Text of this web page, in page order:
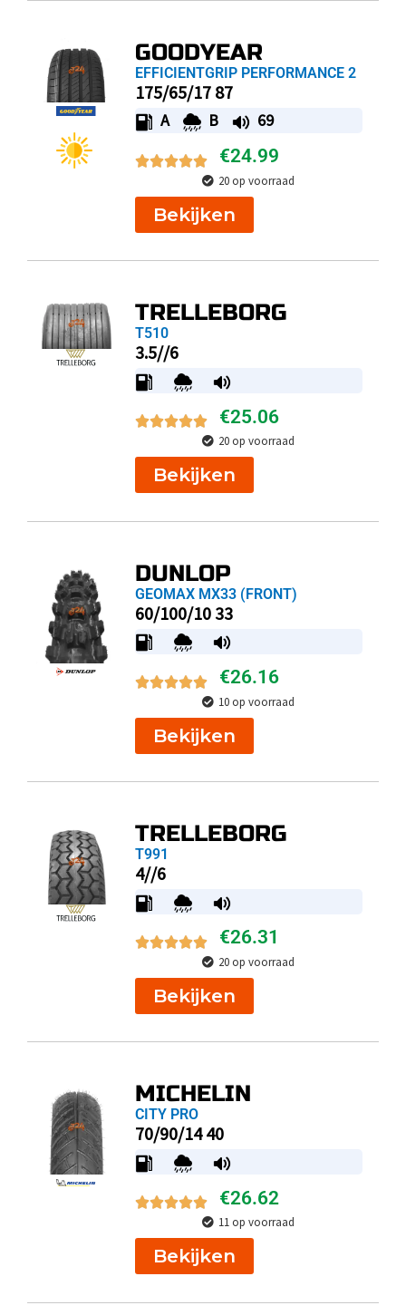
GOODYEAR
EFFICIENTGRIP PERFORMANCE 2
175/65/17 87
A B 69
€24.99
20 op voorraad
Bekijken
TRELLEBORG
T510
3.5//6
€25.06
20 op voorraad
Bekijken
DUNLOP
GEOMAX MX33 (FRONT)
60/100/10 33
€26.16
10 op voorraad
Bekijken
TRELLEBORG
T991
4//6
€26.31
20 op voorraad
Bekijken
MICHELIN
CITY PRO
70/90/14 40
€26.62
11 op voorraad
Bekijken